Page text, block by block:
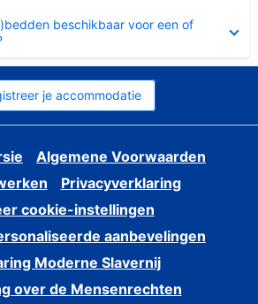
beschikbaar voor een of
je accommodatie
Algemene Voorwaarden
Privacyverklaring
cookie-instellingen
aanbevelingen
Moderne Slavernij
over de Mensenrechten